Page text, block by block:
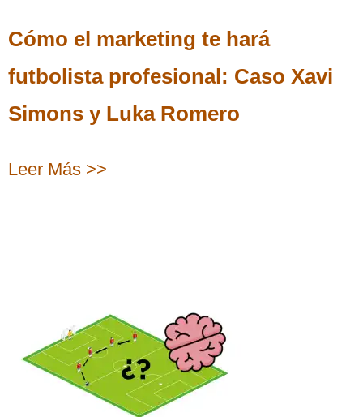
Cómo el marketing te hará
futbolista profesional: Caso Xavi
Simons y Luka Romero
Leer Más >>